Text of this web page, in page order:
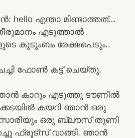
എന്താ മിണ്ടാത്തത്…
എടുത്താൽ
കുടുംബം രേക്ഷപെടും..
ഫോൺ കട്ട് ചെയ്തു.
ഞാൻ കാറും എടുത്തു ടൗണിൽ
കയറി ഞാൻ ഒരു
ഒരു ബ്ലൗസ് തുണി
ഫ്രൂട്സ് വാങ്ങി. ഞാൻ